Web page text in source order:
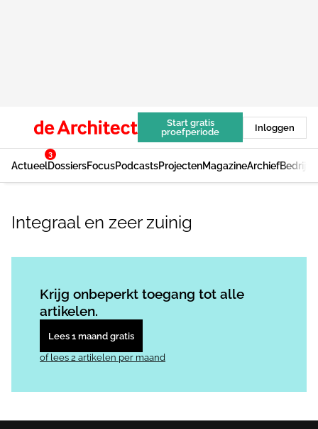
Start gratis
proefperiode
Inloggen
Actueel
3
DossiersFocusPodcastsProjectenMagazineArchief
Integraal en zeer zuinig
Krijg onbeperkt toegang tot alle
artikelen.
Lees 1 maand gratis
of lees 2 artikelen per maand